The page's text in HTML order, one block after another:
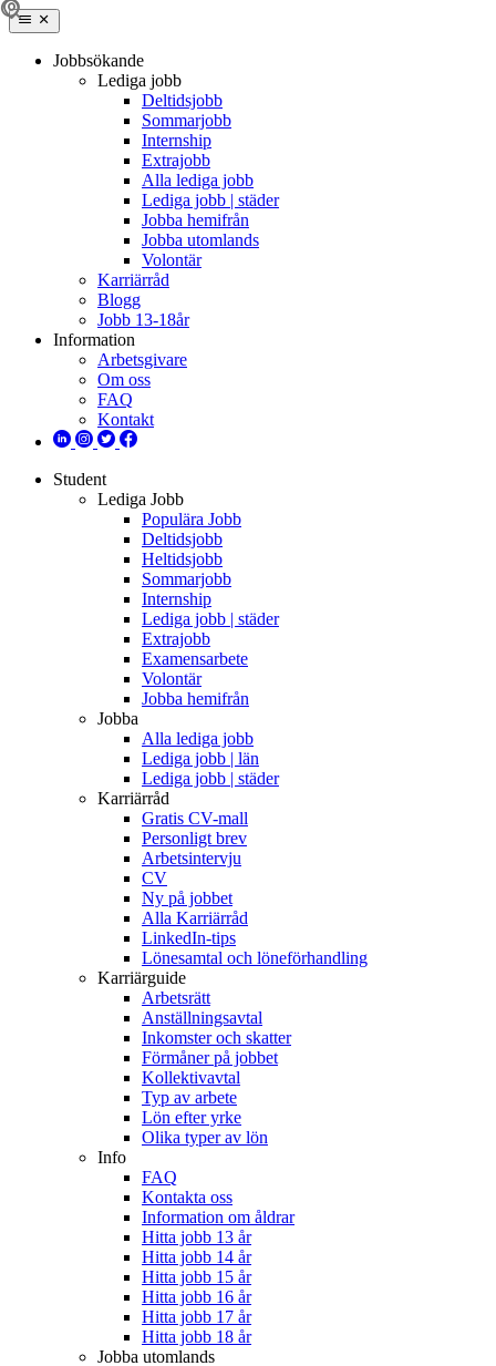
Jobbsökande
Lediga jobb
Deltidsjobb
Sommarjobb
Internship
Extrajobb
Alla lediga jobb
Lediga jobb | städer
Jobba hemifrån
Jobba utomlands
Volontär
Karriärråd
Blogg
Jobb 13-18år
Information
Arbetsgivare
Om oss
FAQ
Kontakt
Student
Lediga Jobb
Populära Jobb
Deltidsjobb
Heltidsjobb
Sommarjobb
Internship
Lediga jobb | städer
Extrajobb
Examensarbete
Volontär
Jobba hemifrån
Jobba
Alla lediga jobb
Lediga jobb | län
Lediga jobb | städer
Karriärråd
Gratis CV-mall
Personligt brev
Arbetsintervju
CV
Ny på jobbet
Alla Karriärråd
LinkedIn-tips
Lönesamtal och löneförhandling
Karriärguide
Arbetsrätt
Anställningsavtal
Inkomster och skatter
Förmåner på jobbet
Kollektivavtal
Typ av arbete
Lön efter yrke
Olika typer av lön
Info
FAQ
Kontakta oss
Information om åldrar
Hitta jobb 13 år
Hitta jobb 14 år
Hitta jobb 15 år
Hitta jobb 16 år
Hitta jobb 17 år
Hitta jobb 18 år
Jobba utomlands